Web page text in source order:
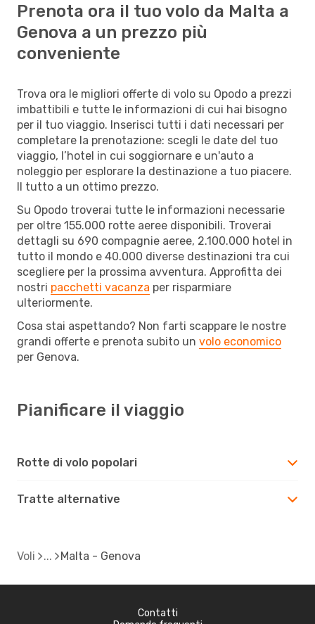
Prenota ora il tuo volo da Malta a
Genova a un prezzo più
conveniente
Trova ora le migliori offerte di volo su Opodo a prezzi
imbattibili e tutte le informazioni di cui hai bisogno
per il tuo viaggio. Inserisci tutti i dati necessari per
completare la prenotazione: scegli le date del tuo
viaggio, l’hotel in cui soggiornare e un'auto a
noleggio per esplorare la destinazione a tuo piacere.
Il tutto a un ottimo prezzo.
Su Opodo troverai tutte le informazioni necessarie
per oltre 155.000 rotte aeree disponibili. Troverai
dettagli su 690 compagnie aeree, 2.100.000 hotel in
tutto il mondo e 40.000 diverse destinazioni tra cui
scegliere per la prossima avventura. Approfitta dei
nostri pacchetti vacanza per risparmiare
ulteriormente.
Cosa stai aspettando? Non farti scappare le nostre
grandi offerte e prenota subito un volo economico
per Genova.
Pianificare il viaggio
Rotte di volo popolari
Tratte alternative
Voli Malta - Genova
Contatti